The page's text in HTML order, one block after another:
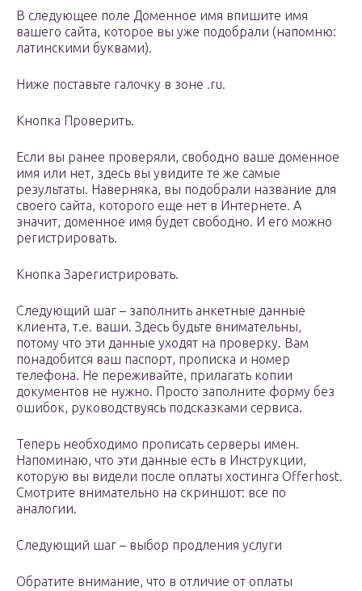
В следующее поле Доменное имя впишите имя
вашего сайта, которое вы уже подобрали (напомню:
латинскими буквами).
Ниже поставьте галочку в зоне .ru.
Кнопка Проверить.
Если вы ранее проверяли, свободно ваше доменное
имя или нет, здесь вы увидите те же самые
результаты. Наверняка, вы подобрали название для
своего сайта, которого еще нет в Интернете. А
значит, доменное имя будет свободно. И его можно
регистрировать.
Кнопка Зарегистрировать.
Следующий шаг – заполнить анкетные данные
клиента, т.е. ваши. Здесь будьте внимательны,
потому что эти данные уходят на проверку. Вам
понадобится ваш паспорт, прописка и номер
телефона. Не переживайте, прилагать копии
документов не нужно. Просто заполните форму без
ошибок, руководствуясь подсказками сервиса.
Теперь необходимо прописать серверы имен.
Напоминаю, что эти данные есть в Инструкции,
которую вы видели после оплаты хостинга Offerhost.
Смотрите внимательно на скриншот: все по
аналогии.
Следующий шаг – выбор продления услуги
Обратите внимание, что в отличие от оплаты